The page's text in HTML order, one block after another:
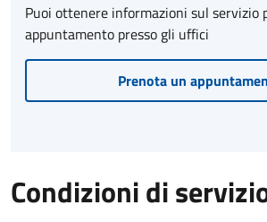
Puoi ottenere informazioni sul servizio
appuntamento presso gli uffici
Prenota un
Condizioni di